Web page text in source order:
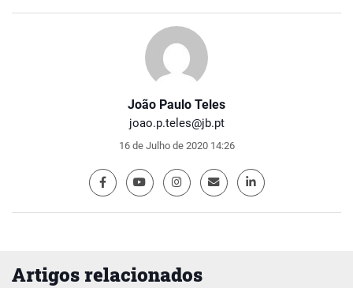
João Paulo Teles
joao.p.teles@jb.pt
16 de Julho de 2020 14:26
Artigos relacionados